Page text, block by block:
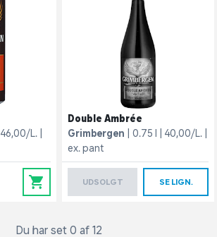
46,00/L.
0
Double Ambrée
Grimbergen
0.75 l
40,00/L.
ex. pant
UDSOLGT SE LIGN.
Du har set 0 af 12